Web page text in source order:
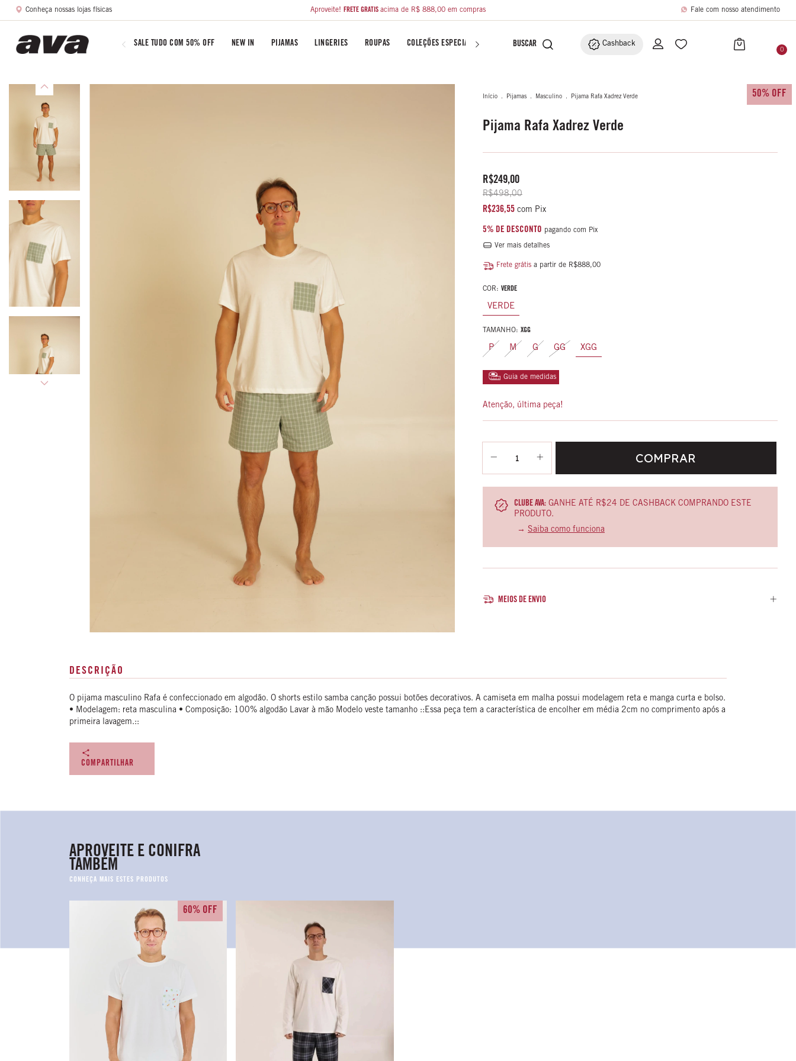
Conheça nossas lojas físicas Aproveite! FRETE GRÁTIS acima de R$ 888,00 em compras Fale com nosso atendimento
SALE TUDO COM 50% OFF NEW IN PIJAMAS LINGERIES ROUPAS COLEÇÕES ESPECIAIS LIBERTY FABRIC ACESSÓRIOS Cashback
0
Início . Pijamas . Masculino . Pijama Rafa Xadrez Verde
Pijama Rafa Xadrez Verde
R$249,00
50% OFF
R$498,00
R$236,55 com Pix
5% DE DESCONTO pagando com Pix
Ver mais detalhes
Frete grátis a partir de R$888,00
COR: VERDE
VERDE
TAMANHO: XGG
P M G GG XGG
Guia de medidas
Atenção, última peça!
CLUBE AVA: GANHE ATÉ R$24 DE CASHBACK COMPRANDO ESTE
PRODUTO.
→ Saiba como funciona
MEIOS DE ENVIO
DESCRIÇÃO
O pijama masculino Rafa é confeccionado em algodão. O shorts estilo samba canção possui botões decorativos. A camiseta em malha possui modelagem reta e manga curta e bolso.
• Modelagem: reta masculina • Composição: 100% algodão Lavar à mão Modelo veste tamanho ::Essa peça tem a característica de encolher em média 2cm no comprimento após a
primeira lavagem.::
COMPARTILHAR
APROVEITE E CONIFRA
TAMBÉM
60% OFF